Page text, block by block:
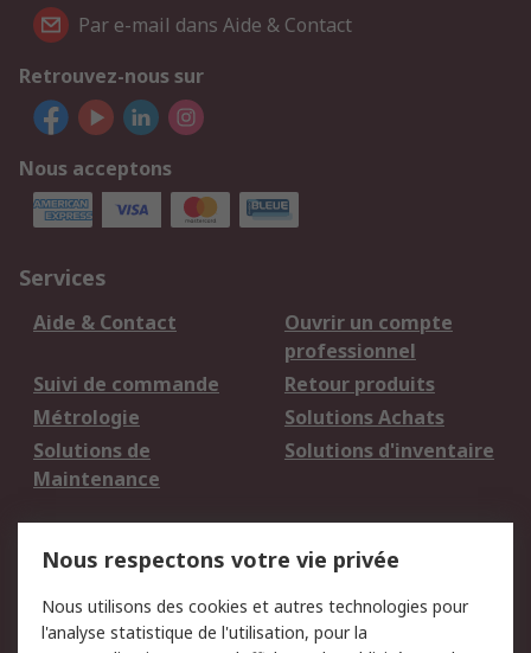
Par e-mail dans Aide & Contact
Retrouvez-nous sur
Nous acceptons
Services
Aide & Contact
Ouvrir un compte
professionnel
Suivi de commande
Retour produits
Métrologie
Solutions Achats
Solutions de
Maintenance
Solutions d'inventaire
du site
Politique de protection Sécurité des E-mails
Nous respectons votre vie privée
Nous utilisons des cookies et autres technologies pour
l'analyse statistique de l'utilisation, pour la